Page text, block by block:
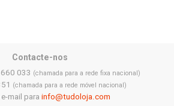
Contacte-nos
033 (chamada para a rede fixa nacional)
(chamada para a rede móvel nacional)
mail para info@tudoloja.com